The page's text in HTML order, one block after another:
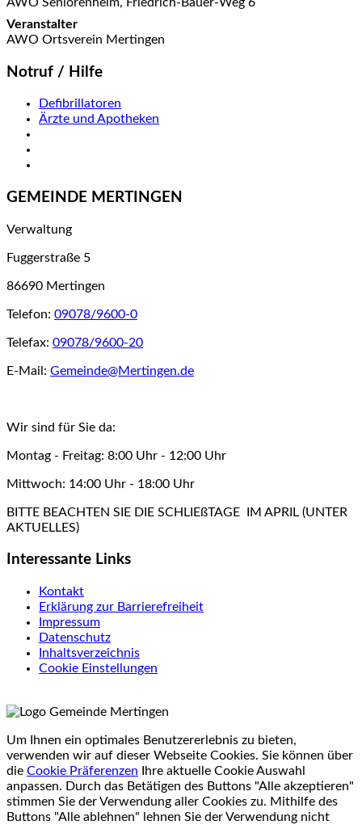
Veranstalter
AWO Ortsverein Mertingen
Notruf / Hilfe
Defibrillatoren
Ärzte und Apotheken
GEMEINDE MERTINGEN
Verwaltung
Fuggerstraße 5
86690 Mertingen
Telefon: 09078/9600-0
Telefax: 09078/9600-20
E-Mail: Gemeinde@Mertingen.de
Wir sind für Sie da:
Montag - Freitag: 8:00 Uhr - 12:00 Uhr
Mittwoch: 14:00 Uhr - 18:00 Uhr
BITTE BEACHTEN SIE DIE SCHLIEßTAGE IM APRIL (UNTER
AKTUELLES)
Interessante Links
Kontakt
Erklärung zur Barrierefreiheit
Impressum
Datenschutz
Inhaltsverzeichnis
Cookie Einstellungen
Um Ihnen ein optimales Benutzererlebnis zu bieten,
verwenden wir auf dieser Webseite Cookies. Sie können über
die Cookie Präferenzen Ihre aktuelle Cookie Auswahl
anpassen. Durch das Betätigen des Buttons "Alle akzeptieren"
stimmen Sie der Verwendung aller Cookies zu. Mithilfe des
Buttons "Alle ablehnen" lehnen Sie der Verwendung nicht